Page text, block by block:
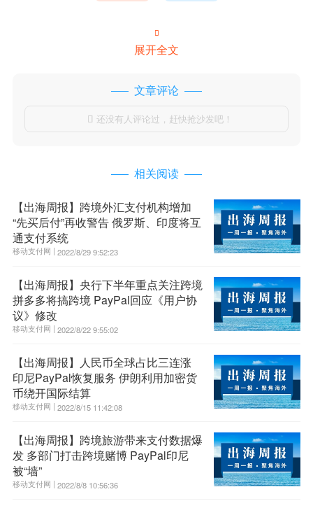

展开全文
文章评论
 还没有人评论过，赶快抢沙发吧！
相关阅读
【出海周报】跨境外汇支付机构增加
“先买后付”再收警告 俄罗斯、印度将互
通支付系统
移动支付网 | 2022/8/29 9:52:23
【出海周报】央行下半年重点关注跨境
拼多多将搞跨境 PayPal回应《用户协
议》修改
移动支付网 | 2022/8/22 9:55:02
【出海周报】人民币全球占比三连涨
印尼PayPal恢复服务 伊朗利用加密货
币绕开国际结算
移动支付网 | 2022/8/15 11:42:08
【出海周报】跨境旅游带来支付数据爆
发 多部门打击跨境赌博 PayPal印尼
被“墙”
移动支付网 | 2022/8/8 10:56:36